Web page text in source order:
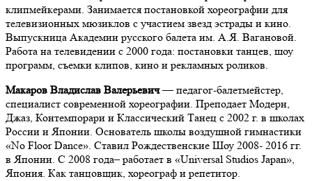
клипмейкерами. Занимается постановкой хореографии для
телевизионных мюзиклов с участием звезд эстрады и кино.
Выпускница Академии русского балета им. А.Я. Вагановой.
Работа на телевидении с 2000 года: постановки танцев, шоу
программ, съемки клипов, кино и рекламных роликов.
Макаров Владислав Валерьевич— педагог-балетмейстер,
специалист современной хореографии. Преподает Модерн,
Джаз, Контемпорари и Классический Танец с 2002 г. в школах
России и Японии. Основатель школы воздушной гимнастики
«No Floor Dance». Ставил Рождественские Шоу 2008- 2016 гг.
в Японии. C 2008 года– работает в «Universal Studios Japan»,
Япония. Как танцовщик, хореограф и репетитор.